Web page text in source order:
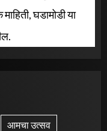
घडामोडी या
आमचा उत्सव